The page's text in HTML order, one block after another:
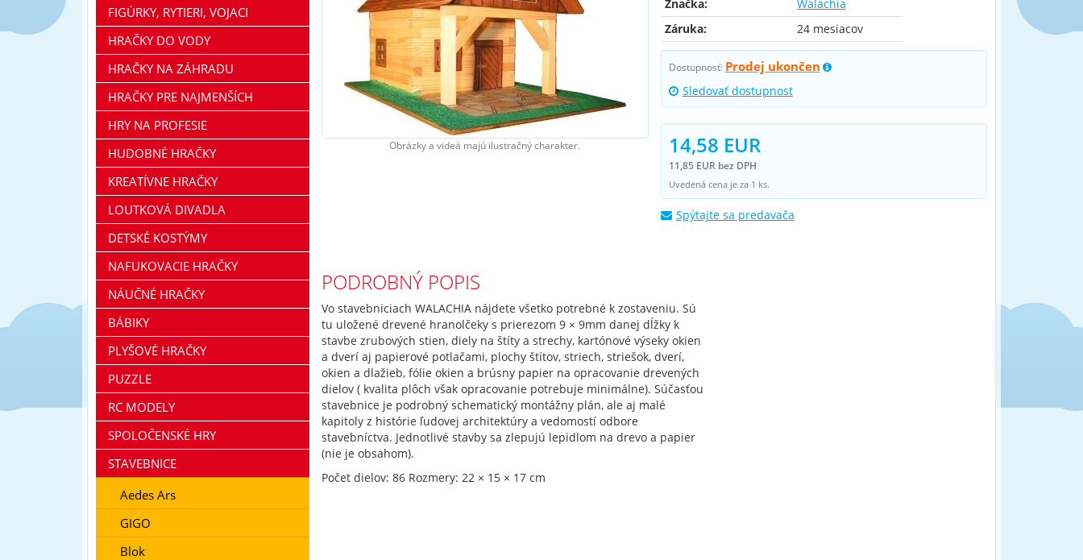
Obrázky a videá majú ilustračný charakter.
Značka:
Walachia
Záruka:
24 mesiacov
Dostupnosť: Prodej ukončen
Sledovať dostupnost
14,58 EUR
11,85 EUR bez DPH
Uvedená cena je za 1 ks.
Spýtajte sa predavača
PODROBNÝ POPIS
Vo stavebniciach WALACHIA nájdete všetko potrebné k zostaveniu. Sú
tu uložené drevené hranolčeky s prierezom 9 × 9mm danej dĺžky k
stavbe zrubových stien, diely na štíty a strechy, kartónové výseky okien
a dverí aj papierové potlačami, plochy štítov, striech, striešok, dverí,
okien a dlažieb, fólie okien a brúsny papier na opracovanie drevených
dielov ( kvalita plôch však opracovanie potrebuje minimálne). Súčasťou
stavebnice je podrobný schematický montážny plán, ale aj malé
kapitoly z histórie ľudovej architektúry a vedomostí odbore
stavebníctva. Jednotlivé stavby sa zlepujú lepidlom na drevo a papier
(nie je obsahom).
Počet dielov: 86 Rozmery: 22 × 15 × 17 cm
FIGÚRKY, RYTIERI, VOJACI
HRAČKY DO VODY
HRAČKY NA ZÁHRADU
HRAČKY PRE NAJMENŠÍCH
HRY NA PROFESIE
HUDOBNÉ HRAČKY
KREATÍVNE HRAČKY
LOUTKOVÁ DIVADLA
DETSKÉ KOSTÝMY
NAFUKOVACIE HRAČKY
NÁUČNÉ HRAČKY
BÁBIKY
PLYŠOVÉ HRAČKY
PUZZLE
RC MODELY
SPOLOČENSKÉ HRY
STAVEBNICE
Aedes Ars
GIGO
Blok